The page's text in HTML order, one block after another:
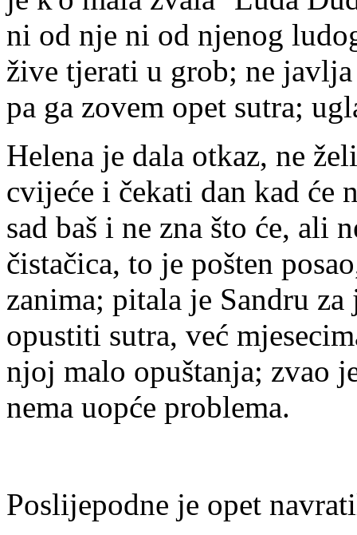
ni od nje ni od njenog
žive tjerati u grob; ne
pa ga zovem opet sutra;
Helena je dala otkaz, ne
cvijeće i čekati dan kad će
sad baš i ne zna što će, ali
čistačica, to je pošten
zanima; pitala je Sandru
opustiti sutra, već
njoj malo opuštanja; zvao
nema uopće problema.
Poslijepodne je opet